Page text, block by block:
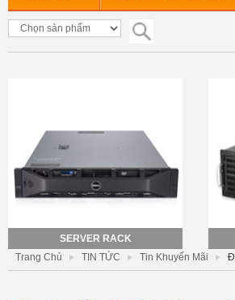
SERVER RACK
Trang Chủ
TIN TỨC Tin Khuyến Mãi